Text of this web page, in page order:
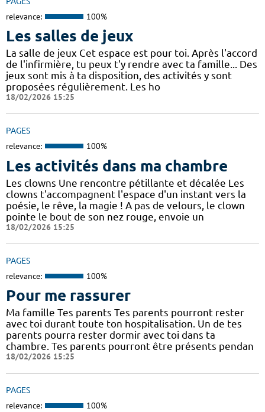
relevance: 100%
Les salles de jeux
La salle de jeux Cet espace est pour toi. Après l'accord
de l'infirmière, tu peux t'y rendre avec ta famille... Des
jeux sont mis à ta disposition, des activités y sont
proposées régulièrement. Les ho
18/02/2026 15:25
PAGES
relevance: 100%
Les activités dans ma chambre
Les clowns Une rencontre pétillante et décalée Les
clowns t'accompagnent l'espace d'un instant vers la
poésie, le rêve, la magie ! A pas de velours, le clown
pointe le bout de son nez rouge, envoie un
18/02/2026 15:25
PAGES
relevance: 100%
Pour me rassurer
Ma famille Tes parents Tes parents pourront rester
avec toi durant toute ton hospitalisation. Un de tes
parents pourra rester dormir avec toi dans ta
chambre. Tes parents pourront être présents pendan
18/02/2026 15:25
PAGES
relevance: 100%